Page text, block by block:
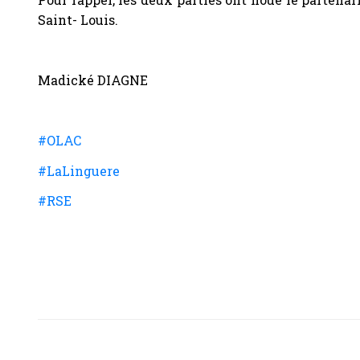
Saint- Louis.
Madické DIAGNE
#OLAC
#LaLinguere
#RSE